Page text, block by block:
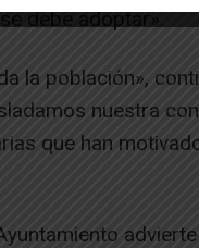
debe adoptar».
la población»,
nuestra
que han